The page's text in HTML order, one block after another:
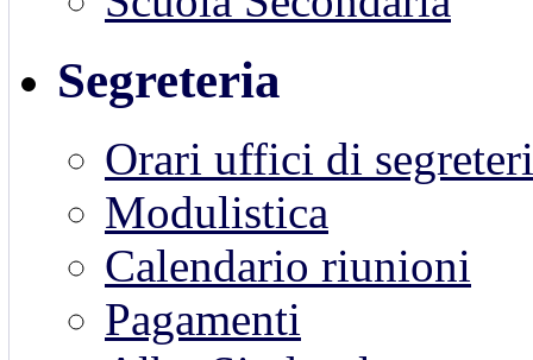
Segreteria
Orari uffici di
Modulistica
Calendario riunioni
Pagamenti